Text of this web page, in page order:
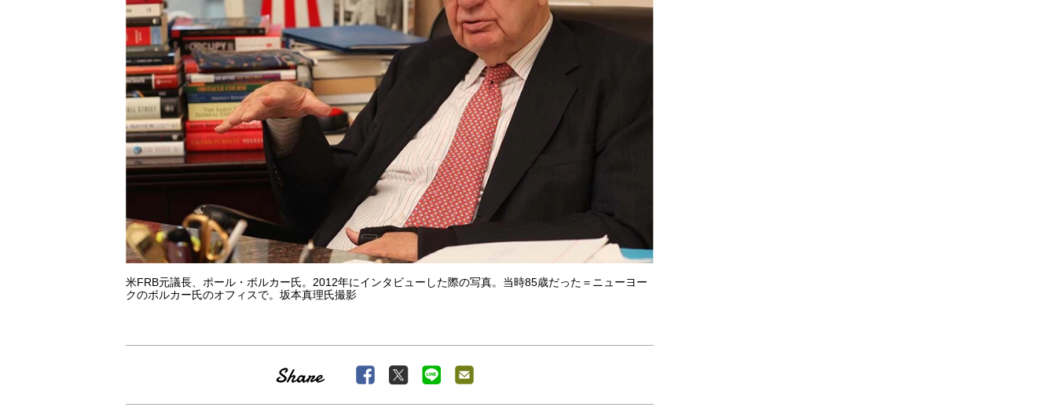
米FRB元議長、ポール・ボルカー氏。2012年にインタビューした際の写真。当時85歳だった＝ニューヨー
クのボルカー氏のオフィスで。坂本真理氏撮影